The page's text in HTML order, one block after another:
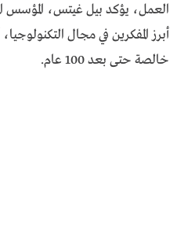
العمل، يؤكد بيل غيتس، المؤسس
أبرز المفكرين في مجال
خالصة حتى بعد 100 عام.